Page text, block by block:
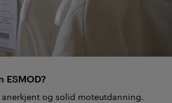
ESMOD?
anerkjent og solid moteutdanning.